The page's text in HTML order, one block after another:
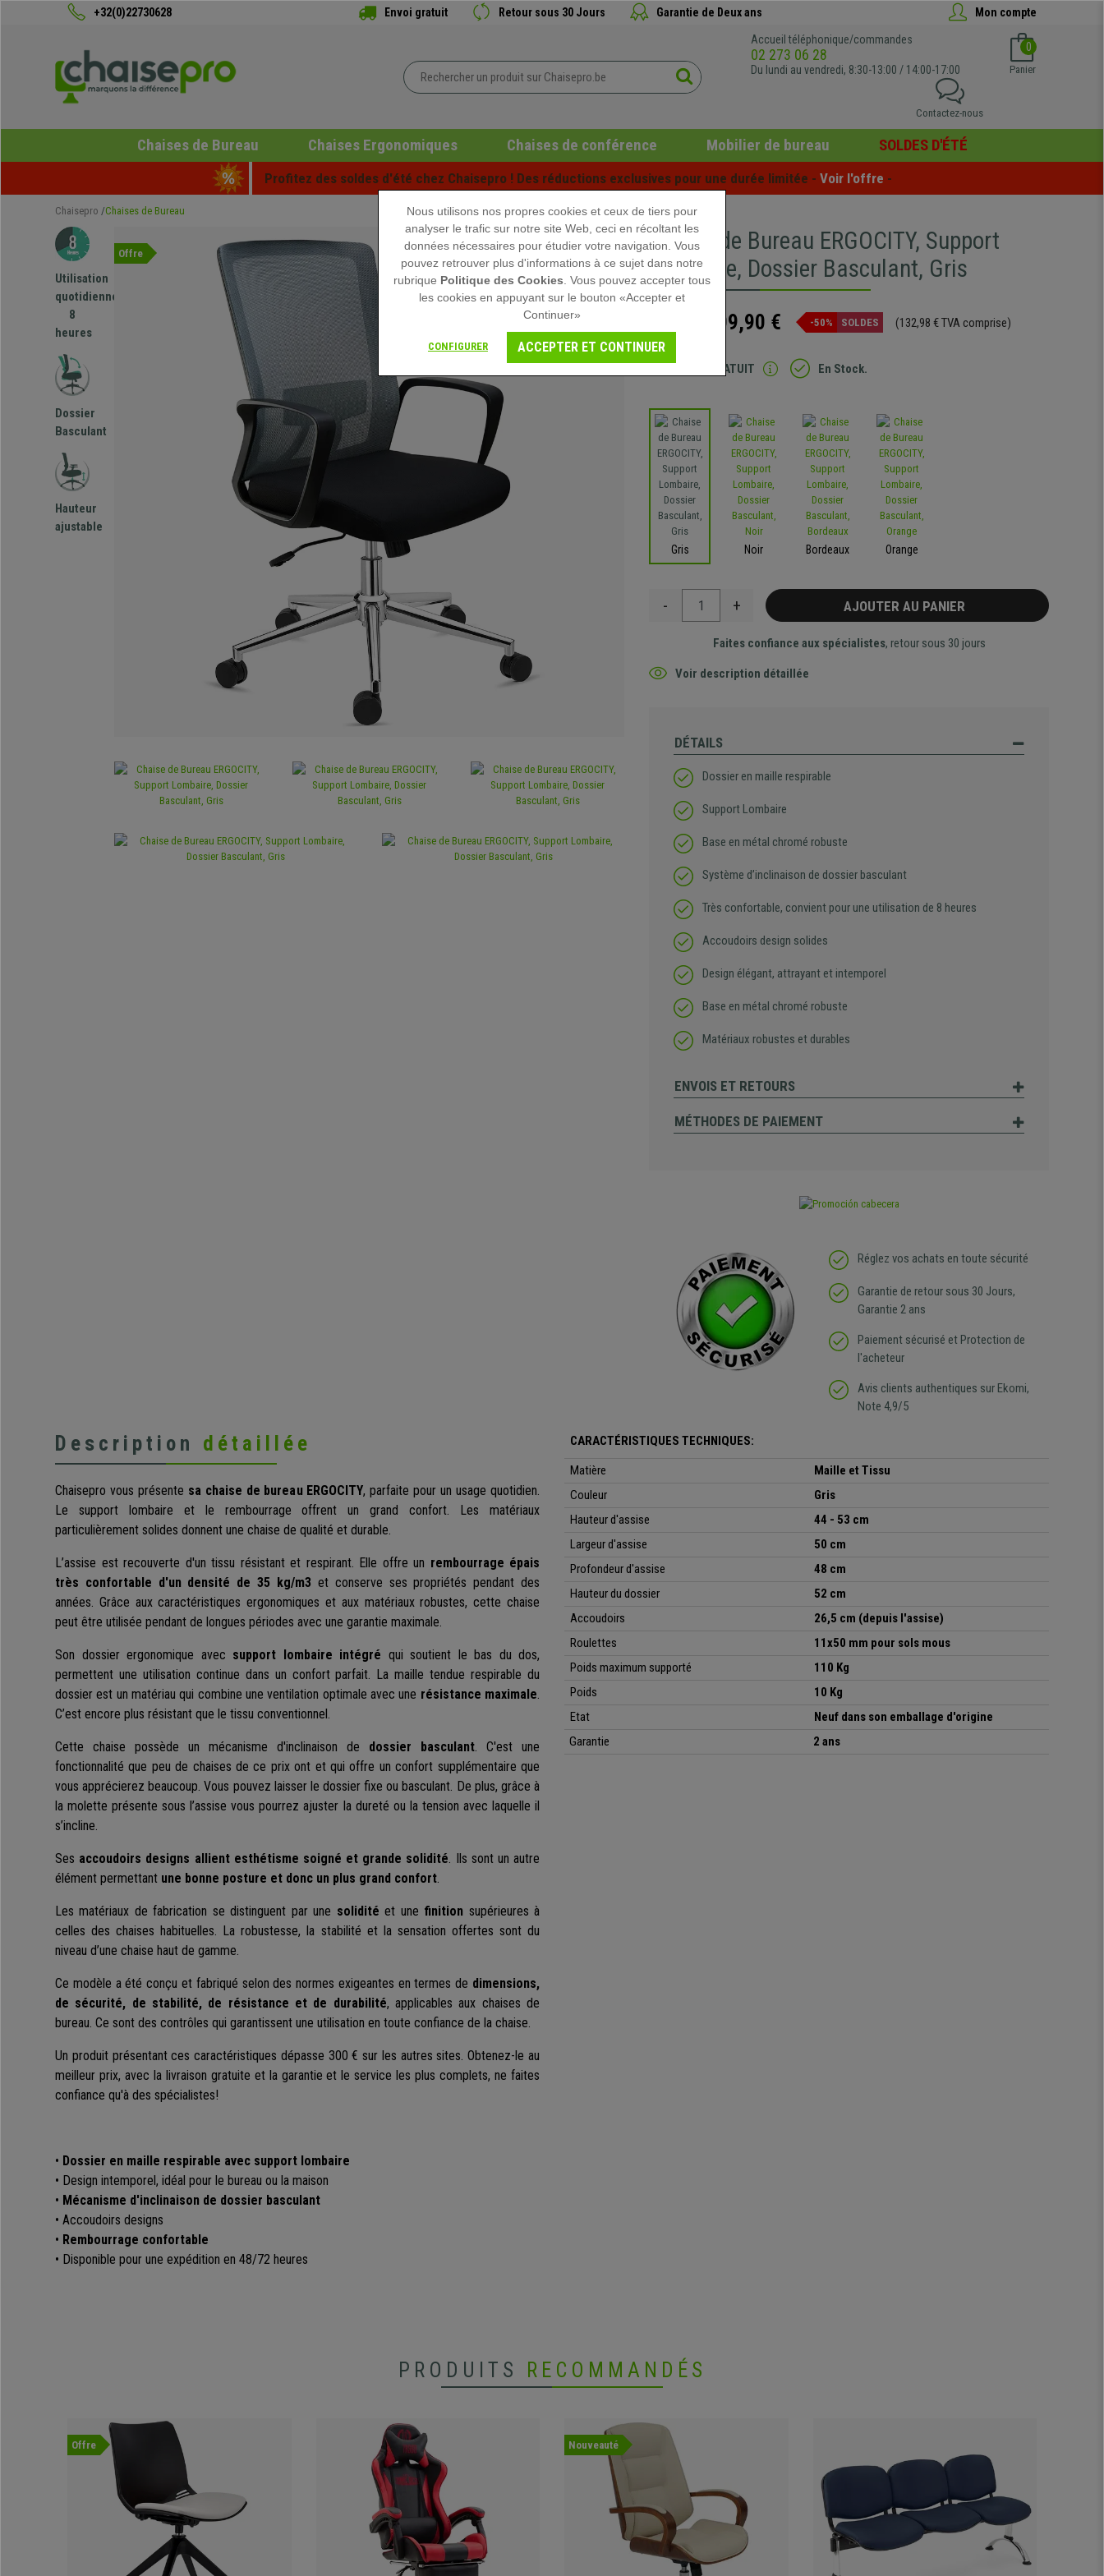
+32(0)22730628 Envoi gratuit Retour sous 30 Jours Garantie de Deux ans Mon compte
Accueil téléphonique/commandes
02 273 06 28
Du lundi au vendredi, 8:30-13:00 / 14:00-17:00
0
Panier
Contactez-nous
Chaises de Bureau Chaises Ergonomiques Chaises de conférence Mobilier de bureau SOLDES D'ÉTÉ
Profitez des soldes d'été chez Chaisepro ! Des réductions exclusives pour une durée limitée - Voir l'offre -
Chaisepro Chaises de Bureau
Utilisation
quotidienne
8
heures
Dossier
Basculant
Hauteur
ajustable
Offre
Chaise de Bureau ERGOCITY, Support
Lombaire, Dossier Basculant, Gris
109,90 € -50% SOLDES (132,98 € TVA comprise)
Envoi GRATUIT En Stock.
Gris Noir Bordeaux Orange
- + AJOUTER AU PANIER
Faites confiance aux spécialistes, retour sous 30 jours
Voir description détaillée
DÉTAILS
Dossier en maille respirable
Support Lombaire
Base en métal chromé robuste
Système d’inclinaison de dossier basculant
Très confortable, convient pour une utilisation de 8 heures
Accoudoirs design solides
Design élégant, attrayant et intemporel
Base en métal chromé robuste
Matériaux robustes et durables
ENVOIS ET RETOURS
MÉTHODES DE PAIEMENT
Réglez vos achats en toute sécurité
Garantie de retour sous 30 Jours,
Garantie 2 ans
Paiement sécurisé et Protection de
l'acheteur
Avis clients authentiques sur Ekomi,
Note 4,9/5
Description détaillée
Chaisepro vous présente sa chaise de bureau ERGOCITY, parfaite pour un usage quotidien.
Le support lombaire et le rembourrage offrent un grand confort. Les matériaux
particulièrement solides donnent une chaise de qualité et durable.
L’assise est recouverte d'un tissu résistant et respirant. Elle offre un rembourrage épais
très confortable d'un densité de 35 kg/m3 et conserve ses propriétés pendant des
années. Grâce aux caractéristiques ergonomiques et aux matériaux robustes, cette chaise
peut être utilisée pendant de longues périodes avec une garantie maximale.
Son dossier ergonomique avec support lombaire intégré qui soutient le bas du dos,
permettent une utilisation continue dans un confort parfait. La maille tendue respirable du
dossier est un matériau qui combine une ventilation optimale avec une résistance maximale.
C’est encore plus résistant que le tissu conventionnel.
Cette chaise possède un mécanisme d'inclinaison de dossier basculant. C'est une
fonctionnalité que peu de chaises de ce prix ont et qui offre un confort supplémentaire que
vous apprécierez beaucoup. Vous pouvez laisser le dossier fixe ou basculant. De plus, grâce à
la molette présente sous l’assise vous pourrez ajuster la dureté ou la tension avec laquelle il
s’incline.
Ses accoudoirs designs allient esthétisme soigné et grande solidité. Ils sont un autre
élément permettant une bonne posture et donc un plus grand confort.
Les matériaux de fabrication se distinguent par une solidité et une finition supérieures à
celles des chaises habituelles. La robustesse, la stabilité et la sensation offertes sont du
niveau d’une chaise haut de gamme.
Ce modèle a été conçu et fabriqué selon des normes exigeantes en termes de dimensions,
de sécurité, de stabilité, de résistance et de durabilité, applicables aux chaises de
bureau. Ce sont des contrôles qui garantissent une utilisation en toute confiance de la chaise.
Un produit présentant ces caractéristiques dépasse 300 € sur les autres sites. Obtenez-le au
meilleur prix, avec la livraison gratuite et la garantie et le service les plus complets, ne faites
confiance qu'à des spécialistes!
• Dossier en maille respirable avec support lombaire
• Design intemporel, idéal pour le bureau ou la maison
• Mécanisme d'inclinaison de dossier basculant
• Accoudoirs designs
• Rembourrage confortable
• Disponible pour une expédition en 48/72 heures
CARACTÉRISTIQUES TECHNIQUES:
Matière
Maille et Tissu
Couleur
Gris
Hauteur d'assise
44 - 53 cm
Largeur d'assise
50 cm
Profondeur d'assise
48 cm
Hauteur du dossier
52 cm
Accoudoirs
26,5 cm (depuis l'assise)
Roulettes
11x50 mm pour sols mous
Poids maximum supporté
110 Kg
Poids
10 Kg
Etat
Neuf dans son emballage d'origine
Garantie
2 ans
PRODUITS RECOMMANDÉS
Offre Nouveauté
Nous utilisons nos propres cookies et ceux de tiers pour
analyser le trafic sur notre site Web, ceci en récoltant les
données nécessaires pour étudier votre navigation. Vous
pouvez retrouver plus d'informations à ce sujet dans notre
rubrique Politique des Cookies . Vous pouvez accepter tous
les cookies en appuyant sur le bouton «Accepter et
Continuer»
CONFIGURER ACCEPTER ET CONTINUER